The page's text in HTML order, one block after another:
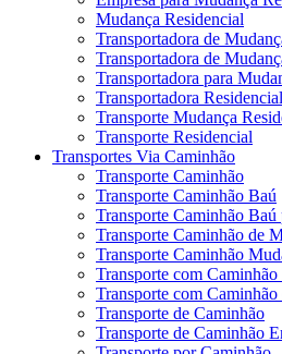
Mudança Residencial
Transportadora de
Transportadora de
Transportadora para
Transportadora Residencial
Transporte Mudança
Transporte Residencial
Transportes Via Caminhão
Transporte Caminhão
Transporte Caminhão Baú
Transporte Caminhão Baú
Transporte Caminhão de
Transporte Caminhão
Transporte com Caminhão
Transporte com
Transporte de Caminhão
Transporte de Caminhão